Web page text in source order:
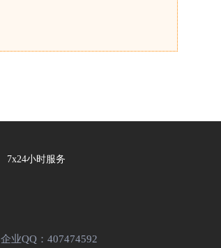
7x24小时服务
企业QQ：407474592